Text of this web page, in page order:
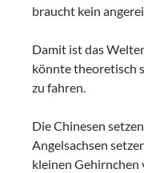
braucht kein
Damit ist das
könnte theoretisch
zu fahren.
Die Chinesen
Angelsachsen
kleinen Gehirnchen